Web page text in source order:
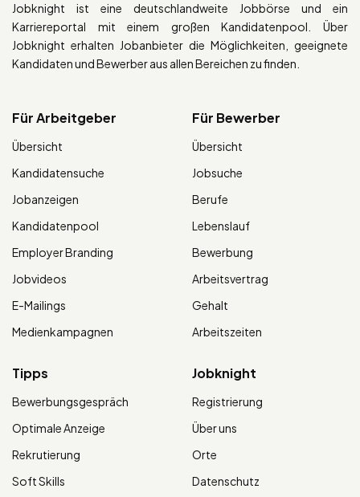
Jobknight ist eine deutschlandweite Jobbörse und ein
Karriereportal mit einem großen Kandidatenpool. Über
Jobknight erhalten Jobanbieter die Möglichkeiten, geeignete
Kandidaten und Bewerber aus allen Bereichen zu finden.
Für Arbeitgeber
Übersicht
Kandidatensuche
Jobanzeigen
Kandidatenpool
Employer Branding
Jobvideos
E-Mailings
Medienkampagnen
Für Bewerber
Übersicht
Jobsuche
Berufe
Lebenslauf
Bewerbung
Arbeitsvertrag
Gehalt
Arbeitszeiten
Tipps
Bewerbungsgespräch
Optimale Anzeige
Rekrutierung
Soft Skills
Jobknight
Registrierung
Über uns
Orte
Datenschutz